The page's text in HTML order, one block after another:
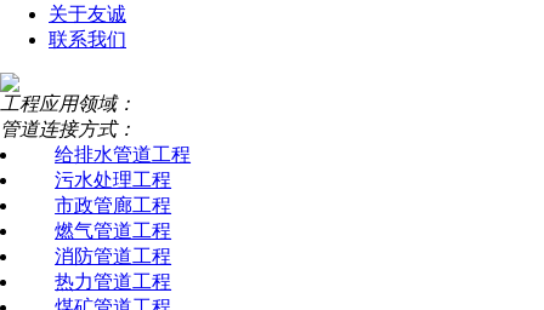
关于友诚
联系我们
工程应用领域：
管道连接方式：
给排水管道工程
污水处理工程
市政管廊工程
燃气管道工程
消防管道工程
热力管道工程